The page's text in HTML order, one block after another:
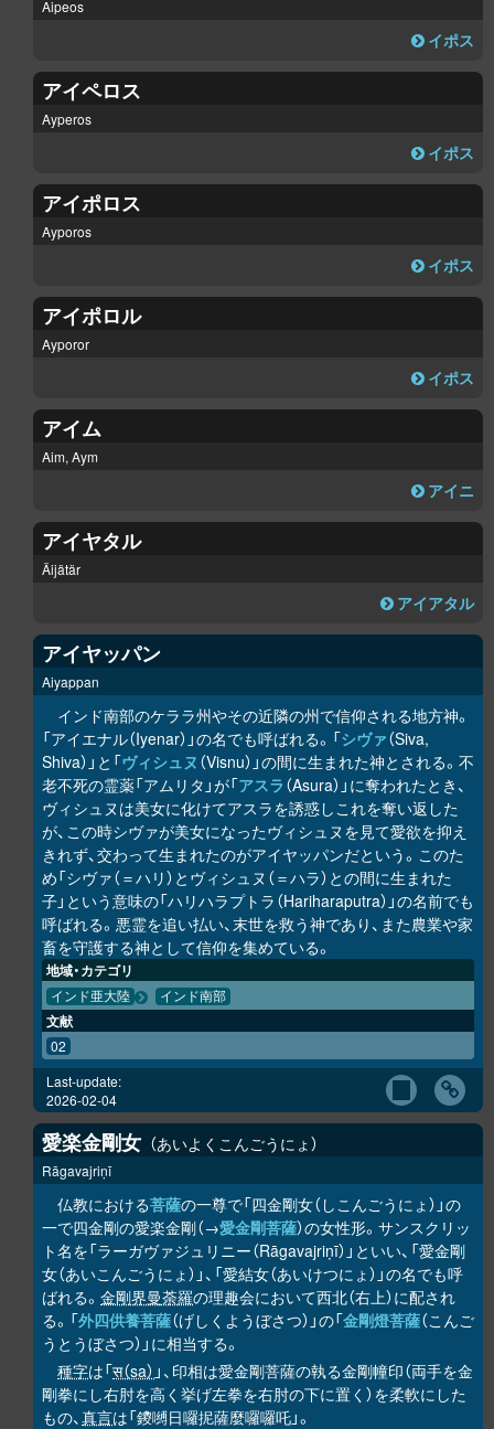
Aipeos
イポス
アイペロス
Ayperos
イポス
アイポロス
Ayporos
イポス
アイポロル
Ayporor
イポス
アイム
Aim, Aym
アイニ
アイヤタル
Äijätär
アイアタル
アイヤッパン
Aiyappan
インド南部のケララ州やその近隣の州で信仰される地方神。
「アイエナル（Iyenar）」の名でも呼ばれる。「シヴァ（Siva,
Shiva）」と「ヴィシュヌ （Visnu）」の間に生まれた神とされる。不
老不死の霊薬「アムリタ」が「アスラ （Asura）」に奪われたとき、
ヴィシュヌは美女に化けてアスラを誘惑しこれを奪い返した
が、この時シヴァが美女になったヴィシュヌを見て愛欲を抑え
きれず、交わって生まれたのがアイヤッパンだという。このた
め「シヴァ（＝ハリ）とヴィシュヌ（＝ハラ）との間に生まれた
子」という意味の「ハリハラプトラ（Hariharaputra）」の名前でも
呼ばれる。悪霊を追い払い、末世を救う神であり、また農業や家
畜を守護する神として信仰を集めている。
地域・カテゴリ
インド亜大陸 インド南部
文献
02
Last-update:
2026-02-04
愛楽金剛女 あいよくこんごうにょ
Rāgavajriṇī
仏教における菩薩の一尊で「四金剛女（しこんごうにょ）」の
一で四金剛の愛楽金剛（→愛金剛菩薩）の女性形。サンスクリッ
ト名を「ラーガヴァジュリニー（Rāgavajriṇī）」といい、「愛金剛
女（あいこんごうにょ）」、「愛結女（あいけつにょ）」の名でも呼
ばれる。 金剛界曼荼羅の理趣会において西北（右上）に配され
る。「外四供養菩薩（げしくようぼさつ）」の「金剛燈菩薩（こんご
うとうぼさつ）」に相当する。
種字は「स（sa） 」、印相は愛金剛菩薩の執る金剛幢印（両手を金
剛拳にし右肘を高く挙げ左拳を右肘の下に置く）を柔軟にした
もの、真言は「鑁嚩日囉抳薩麼囉囉吒」。